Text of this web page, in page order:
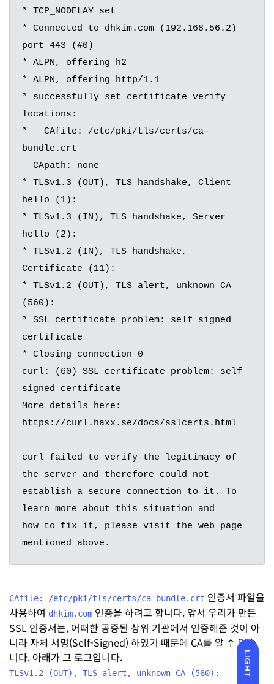
LIGHT
* TCP_NODELAY set
* Connected to dhkim.com (192.168.56.2)
port 443 (#0)
* ALPN, offering h2
* ALPN, offering http/1.1
* successfully set certificate verify
locations:
*   CAfile: /etc/pki/tls/certs/ca-
bundle.crt
* TLSv1.3 (OUT), TLS handshake, Client
hello (1):
* TLSv1.3 (IN), TLS handshake, Server
hello (2):
* TLSv1.2 (IN), TLS handshake,
Certificate (11):
* TLSv1.2 (OUT), TLS alert, unknown CA
(560):
* SSL certificate problem: self signed
certificate
* Closing connection 0
curl: (60) SSL certificate problem: self
signed certificate
More details here:
https://curl.haxx.se/docs/sslcerts.html
curl failed to verify the legitimacy of
the server and therefore could not
establish a secure connection to it. To
learn more about this situation and
how to fix it, please visit the web page
mentioned above.
CAfile: /etc/pki/tls/certs/ca-bundle.crt 인증서 파일을
사용하여 dhkim.com 인증을 하려고 합니다. 앞서 우리가 만든
SSL 인증서는, 어떠한 공증된 상위 기관에서 인증해준 것이 아
니라 자체 서명(Self-Signed) 하였기 때문에 CA를 알 수 없습
니다. 아래가 그 로그입니다.
TLSv1.2 (OUT), TLS alert, unknown CA (560):